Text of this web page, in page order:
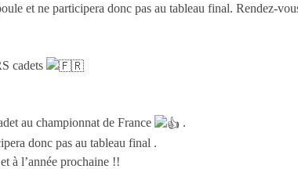
et ne participera donc pas au tableau final. Rendez-
cadets
au championnat de France
.
donc pas au tableau final .
à l’année prochaine !!